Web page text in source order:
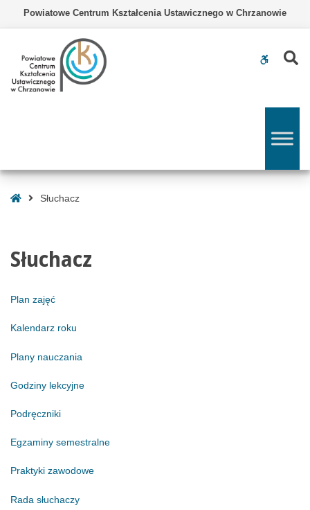
Powiatowe Centrum Kształcenia Ustawicznego w Chrzanowie
WCAG
StronaSłuchacz
Słuchacz
Plan zajęć
Kalendarz roku
Plany nauczania
Godziny lekcyjne
Podręczniki
Egzaminy semestralne
Praktyki zawodowe
Rada słuchaczy